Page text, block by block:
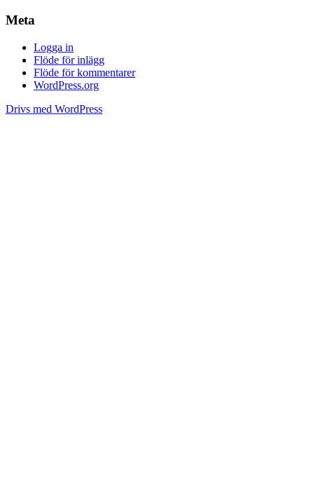
Meta
Logga in
Flöde för inlägg
Flöde för kommentarer
WordPress.org
Drivs med WordPress